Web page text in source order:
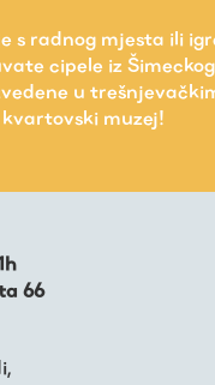
s radnog mjesta ili
cipele iz
u
muzej!
66